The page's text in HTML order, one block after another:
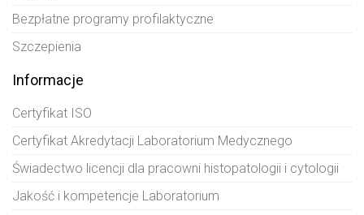
Bezpłatne programy profilaktyczne
Szczepienia
Informacje
Certyfikat ISO
Certyfikat Akredytacji Laboratorium Medycznego
Świadectwo licencji dla pracowni histopatologii i cytologii
Jakość i kompetencje Laboratorium